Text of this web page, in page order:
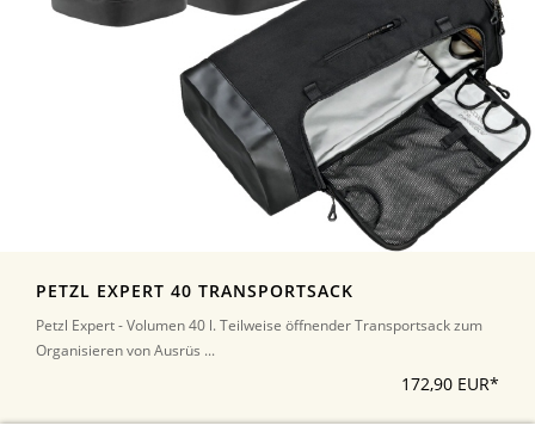
PETZL EXPERT 40 TRANSPORTSACK
Petzl Expert - Volumen 40 l. Teilweise öffnender Transportsack zum
Organisieren von Ausrüs ...
172,90 EUR*